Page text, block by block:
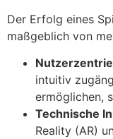
Der Erfolg eines
maßgeblich von
intuitiv
ermöglichen,
Technische
Reality (AR)